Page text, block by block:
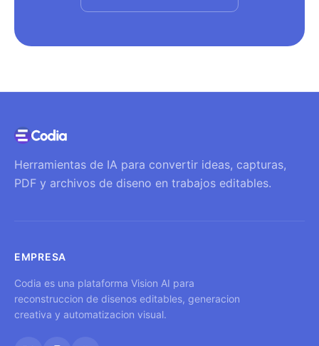
Herramientas de IA para convertir ideas, capturas,
PDF y archivos de diseno en trabajos editables.
EMPRESA
Codia es una plataforma Vision AI para
reconstruccion de disenos editables, generacion
creativa y automatizacion visual.